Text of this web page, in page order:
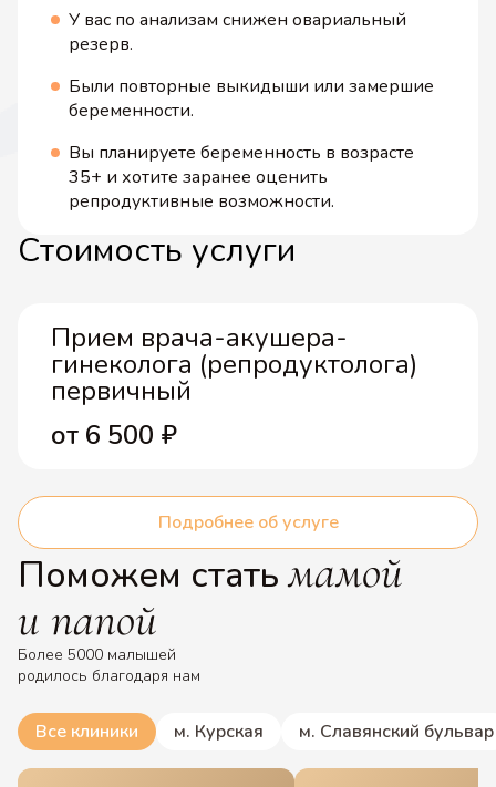
У вас по анализам снижен овариальный
резерв.
Были повторные выкидыши или замершие
беременности.
Вы планируете беременность в возрасте
35+ и хотите заранее оценить
репродуктивные возможности.
Стоимость услуги
Прием врача-акушера-
гинеколога (репродуктолога)
первичный
от 6 500 ₽
Подробнее об услуге
Поможем статьмамой
и папой
Более 5000 малышей
родилось благодаря нам
Все клиники м. Курская м. Славянский бульвар